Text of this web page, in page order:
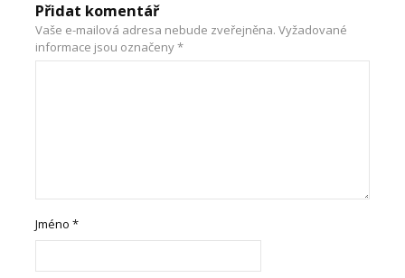
Přidat komentář
Vaše e-mailová adresa nebude zveřejněna. Vyžadované
informace jsou označeny*
Jméno*